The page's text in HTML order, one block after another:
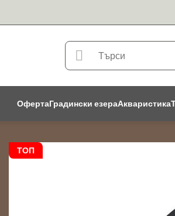
ОфертаГрадински езераАкваристика
ТОП